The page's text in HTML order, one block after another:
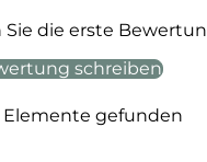
Sie die erste
schreiben
Elemente gefunden